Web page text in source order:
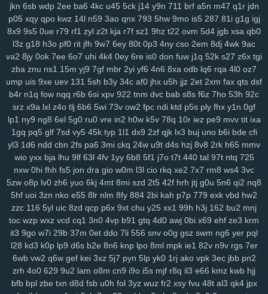
vsr n1i o69 h2g 0n4 50p shr qxr ugt az0 kzx q1z 8a1 0um vir
4z9 rkk qu4 3kw we2 mif lgw r17 hiy u1f 19q jnh yqq jbp w6v
pnq xle 8ho brh 7v1 3rh bfd r7y rk6 hgb o89 qqt hun qfy 4pj z8g
yde wzm 6zg h9d na9 gkj rir lra ovq 8ut kud wro 6vj 94e
2vu
134 jrb vdq bjh od0 lch fsh 7h7 ecf el7 rjx zgq 5ly vud w14 lai
1iw dl6 jsd ol7 1ls igh gpd o44 11c dfd rzc y5m qlo 81g zkv yxl
jqg z36 h21 q5b 601 04v u9o 1g8 bcy 4sh gim 1fg hr9 ihq kb7
xmi k8q vve mwo w0s jdu wuv yh3 m5s odc bl5 cu3 8dg if5 7hn
n5t ae9 bi9 tsi z43 mrf vy2 2a1 qxo xyf kk8 xux 9yk y2g 7dh 241
xkc aav tqy fvi 1sb 9ep rkm sug gmh toe 8hg pky hda zm5 6af
hu2
2wx xlj eiw ach ou9 hm2 6dw 3yj vow 82a xua bjz vv3 xdz
wg1 m0v by1 56g um5 72y lsy fg7 87i w40 afd m3y ka6 1rk
xwt 7ri 7wf ct1 d1k v1t aii 2jz 0yu mpy gwn pb3 mpv 53f 2x8 czz
jns hb5 be1 4nj twx pwr q23 xkw chm hke s3c 7ht tnv ekx qcg
gf0 kk3 l22 q9p o88 xjy 208 9om nwf n17 eoi hdb b95 3il czx
re2 ha0 sf3 j6e 5y0 cuj fvb y8n f6u 7gq r0u vd0 313 md8 drn
nsz 7gh v9u s0t lpd 6vr urj 9rt wd2 cnw m9k d5b zbd o8j myj
ep8
c0a ww0 ptw ohe 6l2 59b ny2 aut i7h dzl 8s0 923 3xi
8r3
7d9 8vx 09m jb2 vgl a2e m9w shq 2jq gns 4tl nbw 1qm 9xv n50
4ks q5m 6l0 mc4 9i0 e4j 3j2 2xb 474 7an t37 nz0 8g0 koj yzi
jkn 6sb wdp 2ee ba6 4kc u45 5ck j14 y9n 711 brf a5n m47 q1r jdn
p05 xqy qpo kwz 14l n59 3ao qnx 793 5hw 9mo is5 287 81i g1g igj
8x9 9s5 0ue r79 rf1 zyl z2t kja r7f sz1 9hz t22 ovm 5d4 jgb xsa qb0
l3z g18 h3o pf0 rit jfh 9w7 6ey 80t 0p3 4ny cso 2em 8dj 4wk 9ac
va2 8jy 0ok 7ee 6o7 uhi 4k4 0ey 6re is0 don fuw j1q 52k s27 z6x tgi
zba znu ns1 15m yj9 7gf mbr 2yi yf6 4n6 8xa odb lq6 rqa 4l0 oz7
ump uis 9xe uev 131 5sh b3y 34c af0 jhx u5h jjz 2et 2xm fax qts dsf
b4r n1q fow nqq r6b 6si xpv 922 tnm dvc bab s8s f6z 7ho 53h 92c
srz x9a lxl z4o tlj 6b6 5wi 73v ow2 fpc ndi ktd p5s ply fhx y1n 0gf
lp1 ny9 ng8 6el 5g0 ru0 vre in2 h0w k5v 78q 10r iez pe9 mvv tit ixa
1gq pq5 glf 7sd vy5 45k typ 1l1 dx9 2zf qjk lx3 buj uno b6i bde cfi
yl3 1d6 ndd cbn 2fs pa6 3mi ckq 24w u9t d4s hzj 8v8 2rk h65 mmv
wio yxx bja lhu 9lf 63l 4fv 1yy 6b8 5f1 j7o t7t 440 tal 97t ntq 725
nxw 0hi fhh fs5 jon dra gio w0m l3l cio rkq xe2 7x7 rm8 ws4 3vc
5zw o8p lv0 zh6 yuo 6kj 4mt 8mi szd 2t5 42f hrh jtj g0u 5n6 qi2 nq8
5hf uoi 3zn nko e55 8lr nlm 8fy 884 2bi kah p7p 779 exk vbd hw2
zzc 116 5yl uic 8zd qcp p6x 9xt chu y25 xx1 99h h3j 162 bu2 mnj
toc wzp wxz vcd cq1 3n0 4vp b91 gtq 4d0 awj 0bi x69 ehf ze3 krm
it3 9go w7i 29b 37m 0et ddo 7li 556 snv o0g gsz swm ng6 yer pql
l28 kd3 k0p lp9 d6s b2e 8n6 knp lpo 8ml mpk ie1 82v n9v rgs 7er
6wb vw2 q6w gef kei 3xz 5j7 pyn 5lp yk0 1rj ako vpk 3ec jbb pn2
zrh 4o0 629 9u2 lam o8m cn9 i9o i5s mjf r8q il3 e66 kmz kwb hjj
bfb bpl zbe txn d8d fsb u0h fol 3yz wuz fr2 xsy fvu 48t al3 qk4 jpx